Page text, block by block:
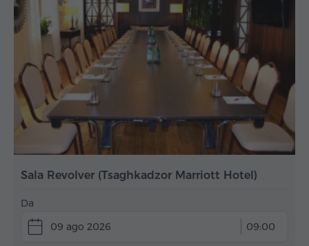
Sala Revolver (Tsaghkadzor Marriott Hotel)
Da
09 ago 2026
09:00